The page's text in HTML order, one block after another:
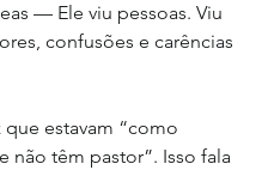
— Ele viu pessoas. Viu
confusões e carências
estavam “como
não têm pastor”. Isso fala